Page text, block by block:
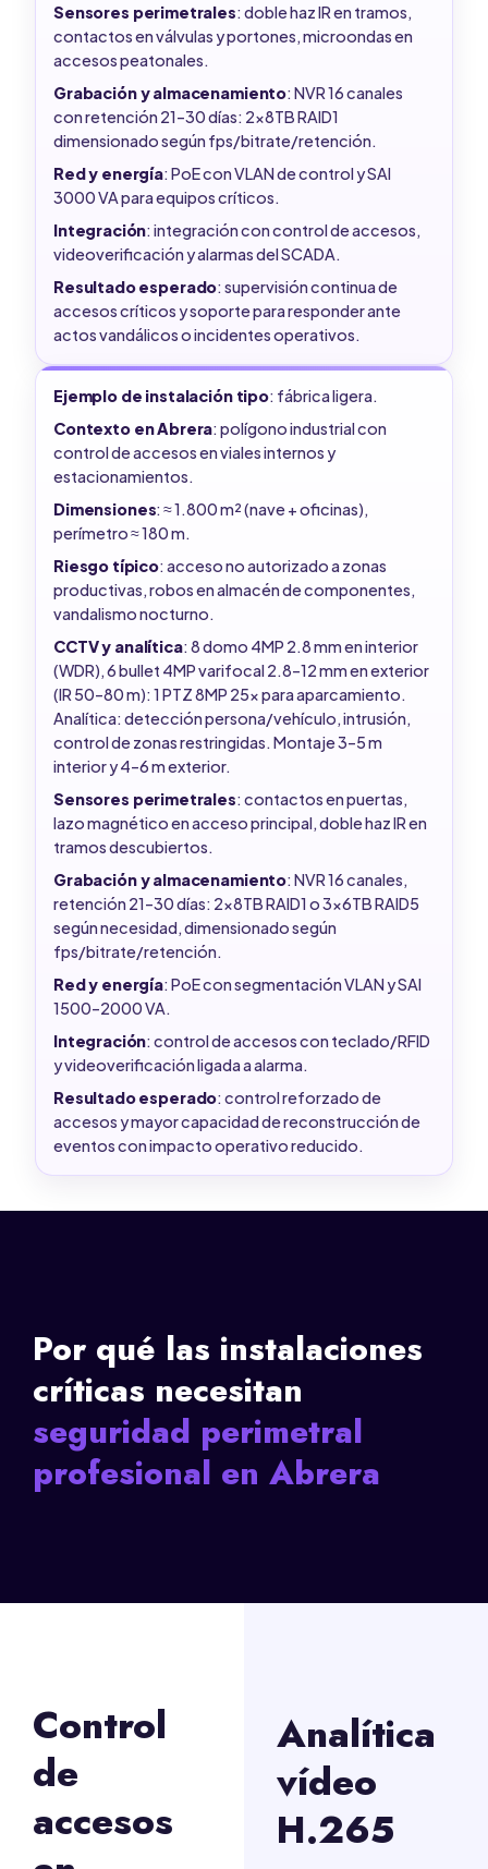
Sensores perimetrales: doble haz IR en tramos,
contactos en válvulas y portones, microondas en
accesos peatonales.
Grabación y almacenamiento: NVR 16 canales
con retención 21–30 días: 2x8TB RAID1
dimensionado según fps/bitrate/retención.
Red y energía: PoE con VLAN de control y SAI
3000 VA para equipos críticos.
Integración: integración con control de accesos,
videoverificación y alarmas del SCADA.
Resultado esperado: supervisión continua de
accesos críticos y soporte para responder ante
actos vandálicos o incidentes operativos.
Ejemplo de instalación tipo: fábrica ligera.
Contexto en Abrera: polígono industrial con
control de accesos en viales internos y
estacionamientos.
Dimensiones: ≈ 1.800 m² (nave + oficinas),
perímetro ≈ 180 m.
Riesgo típico: acceso no autorizado a zonas
productivas, robos en almacén de componentes,
vandalismo nocturno.
CCTV y analítica: 8 domo 4MP 2.8 mm en interior
(WDR), 6 bullet 4MP varifocal 2.8–12 mm en exterior
(IR 50–80 m): 1 PTZ 8MP 25x para aparcamiento.
Analítica: detección persona/vehículo, intrusión,
control de zonas restringidas. Montaje 3–5 m
interior y 4–6 m exterior.
Sensores perimetrales: contactos en puertas,
lazo magnético en acceso principal, doble haz IR en
tramos descubiertos.
Grabación y almacenamiento: NVR 16 canales,
retención 21–30 días: 2x8TB RAID1 o 3x6TB RAID5
según necesidad, dimensionado según
fps/bitrate/retención.
Red y energía: PoE con segmentación VLAN y SAI
1500–2000 VA.
Integración: control de accesos con teclado/RFID
y videoverificación ligada a alarma.
Resultado esperado: control reforzado de
accesos y mayor capacidad de reconstrucción de
eventos con impacto operativo reducido.
Por qué las instalaciones
críticas necesitan
seguridad perimetral
profesional en Abrera
Control
de
accesos
Analítica
vídeo
H.265